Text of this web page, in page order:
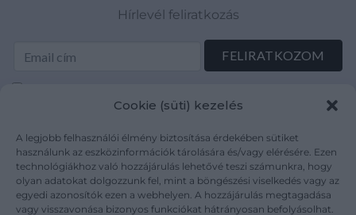
Cookie (süti) kezelés
A legjobb felhasználói élmény biztosítása érdekében sütiket
használunk az eszközinformációk tárolására és/vagy elérésére. Ezen
technológiákhoz való hozzájárulás lehetővé teszi számunkra, hogy
olyan adatokat dolgozzunk fel, mint a böngészési viselkedés vagy az
egyedi azonosítók ezen a webhelyen. A hozzájárulás megtagadása
vagy visszavonása bizonyos funkciókat hátrányosan befolyásolhat.
Hírlevél feliratkozás
mutargy.com/adatkezelesi-tajekoztato/
Rólunk
Médiaajánlat
Karrier
Kapcsolat
Áraink
ÁSZF
Adatvédelem
Impresszum